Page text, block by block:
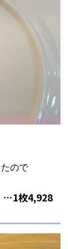
ので
…1枚4,928